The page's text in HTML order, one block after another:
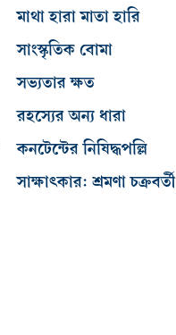
মাথা হারা মাতা হারি
সাংস্কৃতিক বোমা
সভ্যতার ক্ষত
রহস্যের অন্য ধারা
কনটেন্টের নিষিদ্ধপল্লি
সাক্ষাৎকার: শ্রমণা চক্রবর্তী